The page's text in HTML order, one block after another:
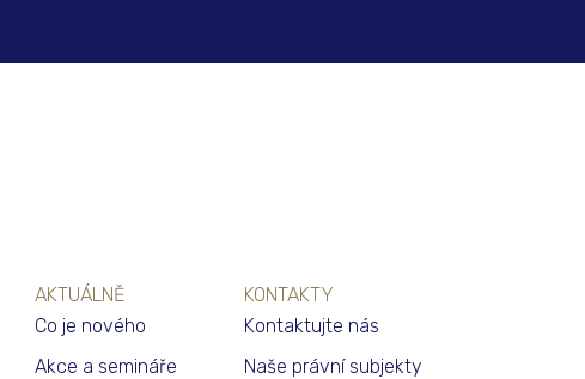
AKTUÁLNĚ
Co je nového
Akce a semináře
KONTAKTY
Kontaktujte nás
Naše právní subjekty